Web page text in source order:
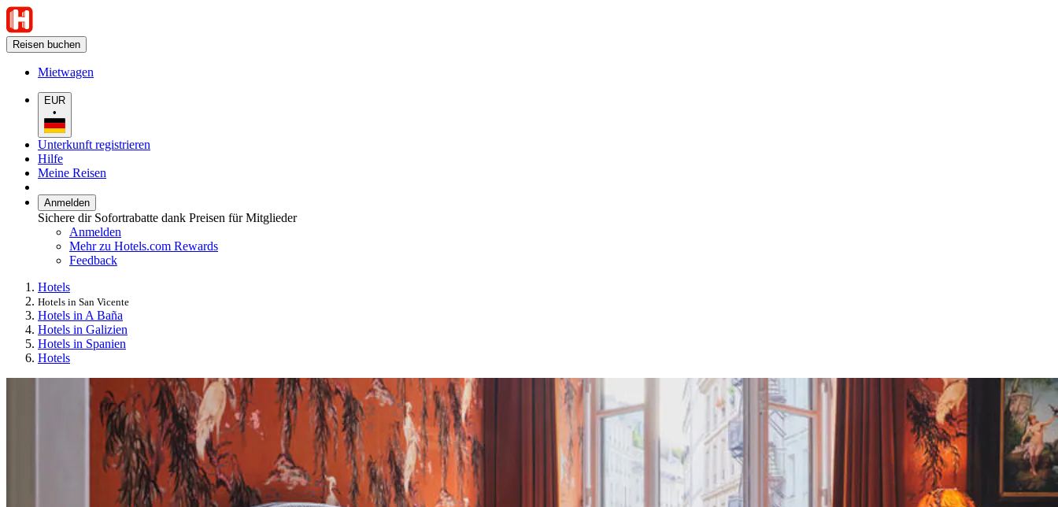
Reisen buchen
Mietwagen
EUR
•
Unterkunft registrieren
Hilfe
Meine Reisen
Anmelden
Sichere dir Sofortrabatte dank Preisen für Mitglieder
Anmelden
Mehr zu Hotels.com Rewards
Feedback
Hotels
Hotels in San Vicente
Hotels in A Baña
Hotels in Galizien
Hotels in Spanien
Hotels